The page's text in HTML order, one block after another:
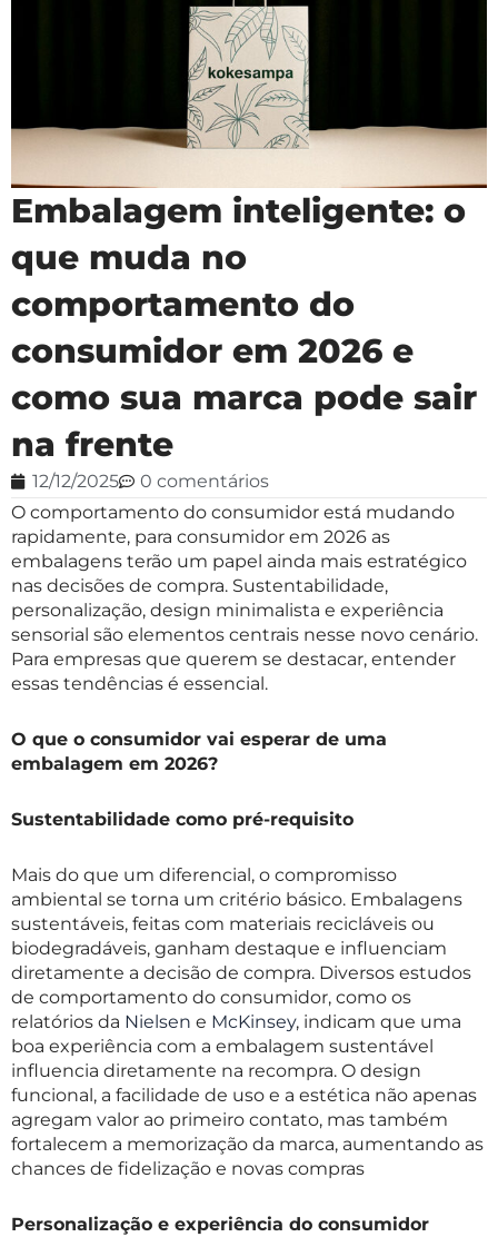
Embalagem inteligente: o
que muda no
comportamento do
consumidor em 2026 e
como sua marca pode sair
na frente
12/12/2025
0 comentários
O comportamento do consumidor está mudando
rapidamente, para consumidor em 2026 as
embalagens terão um papel ainda mais estratégico
nas decisões de compra. Sustentabilidade,
personalização, design minimalista e experiência
sensorial são elementos centrais nesse novo cenário.
Para empresas que querem se destacar, entender
essas tendências é essencial.
O que o consumidor vai esperar de uma
embalagem em 2026?
Sustentabilidade como pré-requisito
Mais do que um diferencial, o compromisso
ambiental se torna um critério básico. Embalagens
sustentáveis, feitas com materiais recicláveis ou
biodegradáveis, ganham destaque e influenciam
diretamente a decisão de compra. Diversos estudos
de comportamento do consumidor, como os
relatórios da Nielsen e McKinsey, indicam que uma
boa experiência com a embalagem sustentável
influencia diretamente na recompra. O design
funcional, a facilidade de uso e a estética não apenas
agregam valor ao primeiro contato, mas também
fortalecem a memorização da marca, aumentando as
chances de fidelização e novas compras
Personalização e experiência do consumidor